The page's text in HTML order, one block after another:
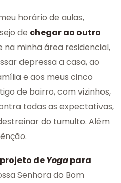
horário de aulas,
de chegar ao outro
na minha área residencial,
depressa a casa, ao
e aos meus cinco
de bairro, com vizinhos,
todas as expectativas,
do tumulto. Além
projeto deYogapara
Senhora do Bom